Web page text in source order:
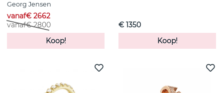
Georg Jensen
vanaf€ 2662
vanaf€ 2800
Koop!
€ 1350
Koop!